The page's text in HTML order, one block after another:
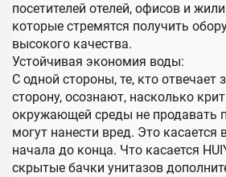
посетителей отелей, офисов и
которые стремятся получить
высокого качества.
Устойчивая экономия воды:
С одной стороны, те, кто отвечает
сторону, осознают, насколько
окружающей среды не продавать
могут нанести вред. Это касается
начала до конца. Что касается
скрытые бачки унитазов